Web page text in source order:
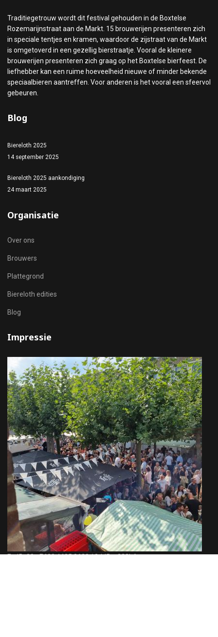
Traditiegetrouw wordt dit festival gehouden in de Boxtelse
Rozemarijnstraat aan de Markt. 15 brouwerijen presenteren zich
in speciale tentjes en kramen, waardoor de zijstraat van de Markt
is omgetoverd in een gezellig bierstraatje. Vooral de kleinere
brouwerijen presenteren zich graag op het Boxtelse bierfeest. De
liefhebber kan een ruime hoeveelheid nieuwe of minder bekende
speciaalbieren aantreffen. Voor anderen is het vooral een sfeervol
gebeuren.
Blog
Biereloth 2025
14 september 2025
Biereloth 2025 aankondiging
24 maart 2025
Organisatie
Over ons
Brouwers
Plattegrond
Biereloth edities
Blog
Impressie
Ecd5a00a E480 4425 8638 13dd5ca222b6